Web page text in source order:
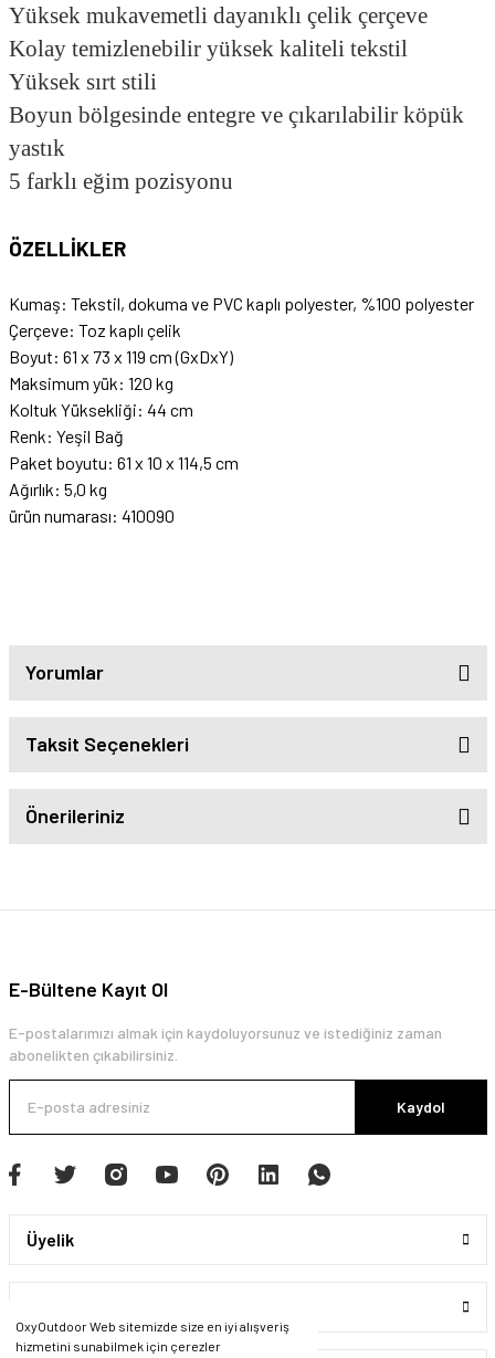
OxyOutdoor Web sitemizde size en iyi alışveriş
hizmetini sunabilmek için çerezler
Yüksek mukavemetli dayanıklı çelik çerçeve
Kolay temizlenebilir yüksek kaliteli tekstil
Yüksek sırt stili
Boyun bölgesinde entegre ve çıkarılabilir köpük
yastık
5 farklı eğim pozisyonu
ÖZELLİKLER
Kumaş: Tekstil, dokuma ve PVC kaplı polyester, %100 polyester
Çerçeve: Toz kaplı çelik
Boyut: 61 x 73 x 119 cm (GxDxY)
Maksimum yük: 120 kg
Koltuk Yüksekliği: 44 cm
Renk: Yeşil Bağ
Paket boyutu: 61 x 10 x 114,5 cm
Ağırlık: 5,0 kg
ürün numarası: 410090
Yorumlar
Taksit Seçenekleri
Önerileriniz
E-Bültene Kayıt Ol
E-postalarımızı almak için kaydoluyorsunuz ve istediğiniz zaman
abonelikten çıkabilirsiniz.
Kaydol
Üyelik